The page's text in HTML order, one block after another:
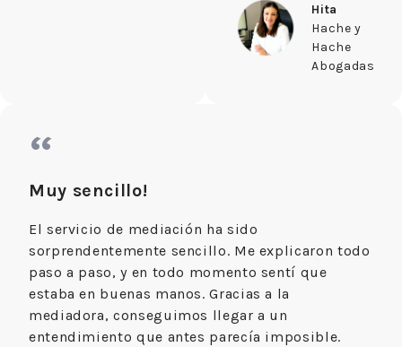
Hita
Hache y
Hache
Abogadas
“
Muy sencillo!
El servicio de mediación ha sido
sorprendentemente sencillo. Me explicaron todo
paso a paso, y en todo momento sentí que
estaba en buenas manos. Gracias a la
mediadora, conseguimos llegar a un
entendimiento que antes parecía imposible.